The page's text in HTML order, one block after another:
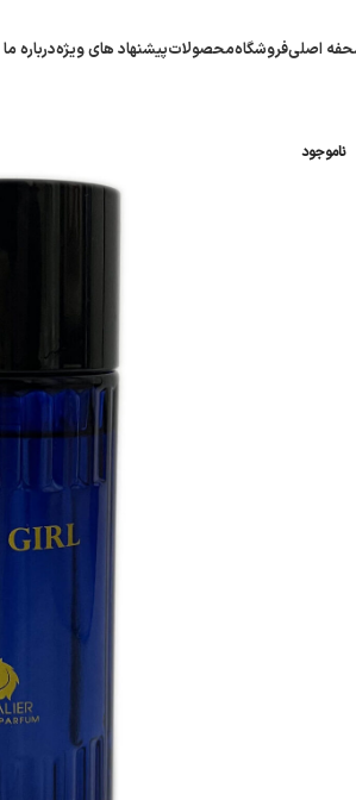
اصلیفروشگاهمحصولات
نودل
پیشنهاد های ویژهدرباره ما
ناموجود